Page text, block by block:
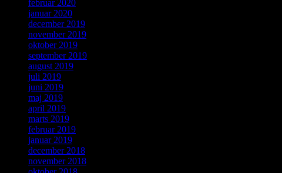
februar 2020
januar 2020
december 2019
november 2019
oktober 2019
september 2019
august 2019
juli 2019
juni 2019
maj 2019
april 2019
marts 2019
februar 2019
januar 2019
december 2018
november 2018